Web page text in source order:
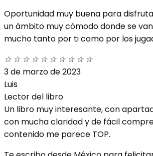
Oportunidad muy buena para
un ámbito muy cómodo donde se
mucho tanto por ti como por los
☆ ☆ ☆ ☆ ☆ ☆ ☆ ☆ ☆ ☆
3 de marzo de 2023
Luis
Lector del libro
Un libro muy interesante, con
con mucha claridad y de fácil
contenido me parece TOP.